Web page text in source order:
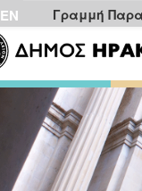
EN
Γραμμή